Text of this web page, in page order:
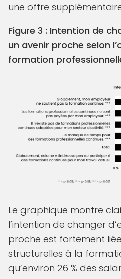
une offre
Figure 3 : Intention de
un avenir proche selon
formation
Le graphique montre
l’intention de changer
proche est fortement
structurelles à la
qu’environ 26 % des